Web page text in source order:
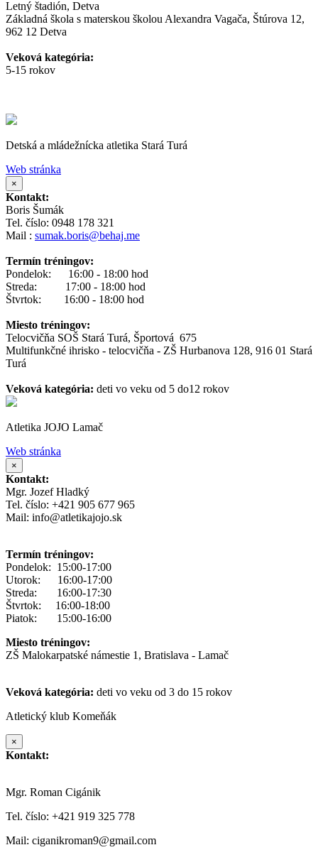
Letný štadión, Detva
Základná škola s materskou školou Alexandra Vagača, Štúrova 12,
962 12 Detva
Veková kategória:
5-15 rokov
Detská a mládežnícka atletika Stará Turá
Web stránka
×
Kontakt:
Boris Šumák
Tel. číslo: 0948 178 321
Mail : sumak.boris@behaj.me
Termín tréningov:
Pondelok: 16:00 - 18:00 hod
Streda: 17:00 - 18:00 hod
Štvrtok: 16:00 - 18:00 hod
Miesto tréningov:
Telocvičňa SOŠ Stará Turá, Športová 675
Multifunkčné ihrisko - telocvičňa - ZŠ Hurbanova 128, 916 01 Stará
Turá
Veková kategória: deti vo veku od 5 do12 rokov
Atletika JOJO Lamač
Web stránka
×
Kontakt:
Mgr. Jozef Hladký
Tel. číslo: +421 905 677 965
Mail: info@atletikajojo.sk
Termín tréningov:
Pondelok: 15:00-17:00
Utorok: 16:00-17:00
Streda: 16:00-17:30
Štvrtok: 16:00-18:00
Piatok: 15:00-16:00
Miesto tréningov:
ZŠ Malokarpatské námestie 1, Bratislava - Lamač
Veková kategória: deti vo veku od 3 do 15 rokov
Atletický klub Komeňák
×
Kontakt:
Mgr. Roman Cigánik
Tel. číslo: +421 919 325 778
Mail: ciganikroman9@gmail.com